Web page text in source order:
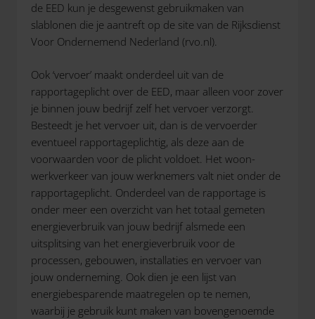
de EED kun je desgewenst gebruikmaken van
slablonen die je aantreft op de site van de Rijksdienst
Voor Ondernemend Nederland (rvo.nl).
Ook ‘vervoer’ maakt onderdeel uit van de
rapportageplicht over de EED, maar alleen voor zover
je binnen jouw bedrijf zelf het vervoer verzorgt.
Besteedt je het vervoer uit, dan is de vervoerder
eventueel rapportageplichtig, als deze aan de
voorwaarden voor de plicht voldoet. Het woon-
werkverkeer van jouw werknemers valt niet onder de
rapportageplicht. Onderdeel van de rapportage is
onder meer een overzicht van het totaal gemeten
energieverbruik van jouw bedrijf alsmede een
uitsplitsing van het energieverbruik voor de
processen, gebouwen, installaties en vervoer van
jouw onderneming. Ook dien je een lijst van
energiebesparende maatregelen op te nemen,
waarbij je gebruik kunt maken van bovengenoemde